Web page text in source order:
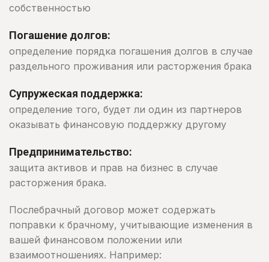
собственностью
Погашение долгов:
определение порядка погашения долгов в случае
раздельного проживания или расторжения брака
Супружеская поддержка:
определение того, будет ли один из партнеров
оказывать финансовую поддержку другому
Предпринимательство:
защита активов и прав на бизнес в случае
расторжения брака.
Послебрачный договор может содержать
поправки к брачному, учитывающие изменения в
вашей финансовом положении или
взаимоотношениях. Например: